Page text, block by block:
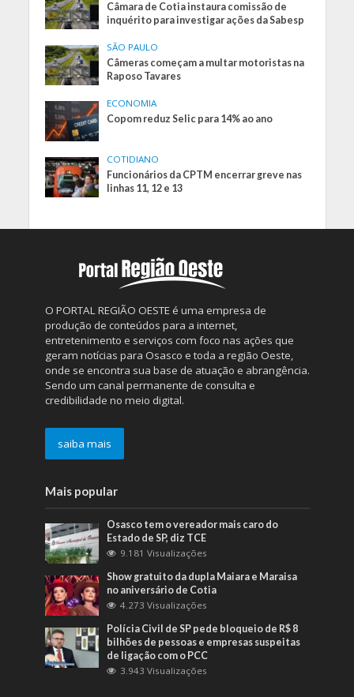
Câmara de Cotia instaura comissão de
inquérito para investigar ações da Sabesp
SÃO PAULO
Câmeras começam a multar motoristas na
Raposo Tavares
ECONOMIA
Copom reduz Selic para 14% ao ano
COTIDIANO
Funcionários da CPTM encerrar greve nas
linhas 11, 12 e 13
O PORTAL REGIÃO OESTE é uma empresa de
produção de conteúdos para a internet,
entretenimento e serviços com foco nas ações que
geram notícias para Osasco e toda a região Oeste,
onde se encontra sua base de atuação e abrangência.
Sendo um canal permanente de consulta e
credibilidade no meio digital.
saiba mais
Mais popular
Osasco tem o vereador mais caro do
Estado de SP, diz TCE
9.181 Visualizações
Show gratuito da dupla Maiara e Maraisa
no aniversário de Cotia
4.273 Visualizações
Polícia Civil de SP pede bloqueio de R$ 8
bilhões de pessoas e empresas suspeitas
de ligação com o PCC
3.943 Visualizações